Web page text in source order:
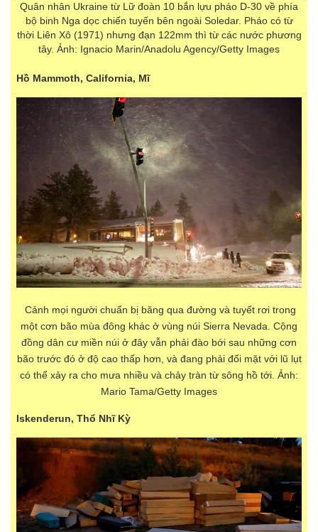
Quân nhân Ukraine từ Lữ đoàn 10 bắn lựu pháo D-30 về phía
bộ binh Nga dọc chiến tuyến bên ngoài Soledar. Pháo có từ
thời Liên Xô (1971) nhưng đạn 122mm thì từ các nước phương
tây. Ảnh: Ignacio Marin/Anadolu Agency/Getty Images
Hồ Mammoth, California, Mĩ
Cảnh mọi người chuẩn bị băng qua đường và tuyết rơi trong
một cơn bão mùa đông khác ở vùng núi Sierra Nevada. Cộng
đồng dân cư miền núi ở đây vẫn phải đào bới sau những cơn
bão trước đó ở độ cao thấp hơn, và đang phải đối mặt với lũ lụt
có thể xảy ra cho mưa nhiều và chảy tràn từ sông hồ tới. Ảnh:
Mario Tama/Getty Images
Iskenderun, Thổ Nhĩ Kỳ